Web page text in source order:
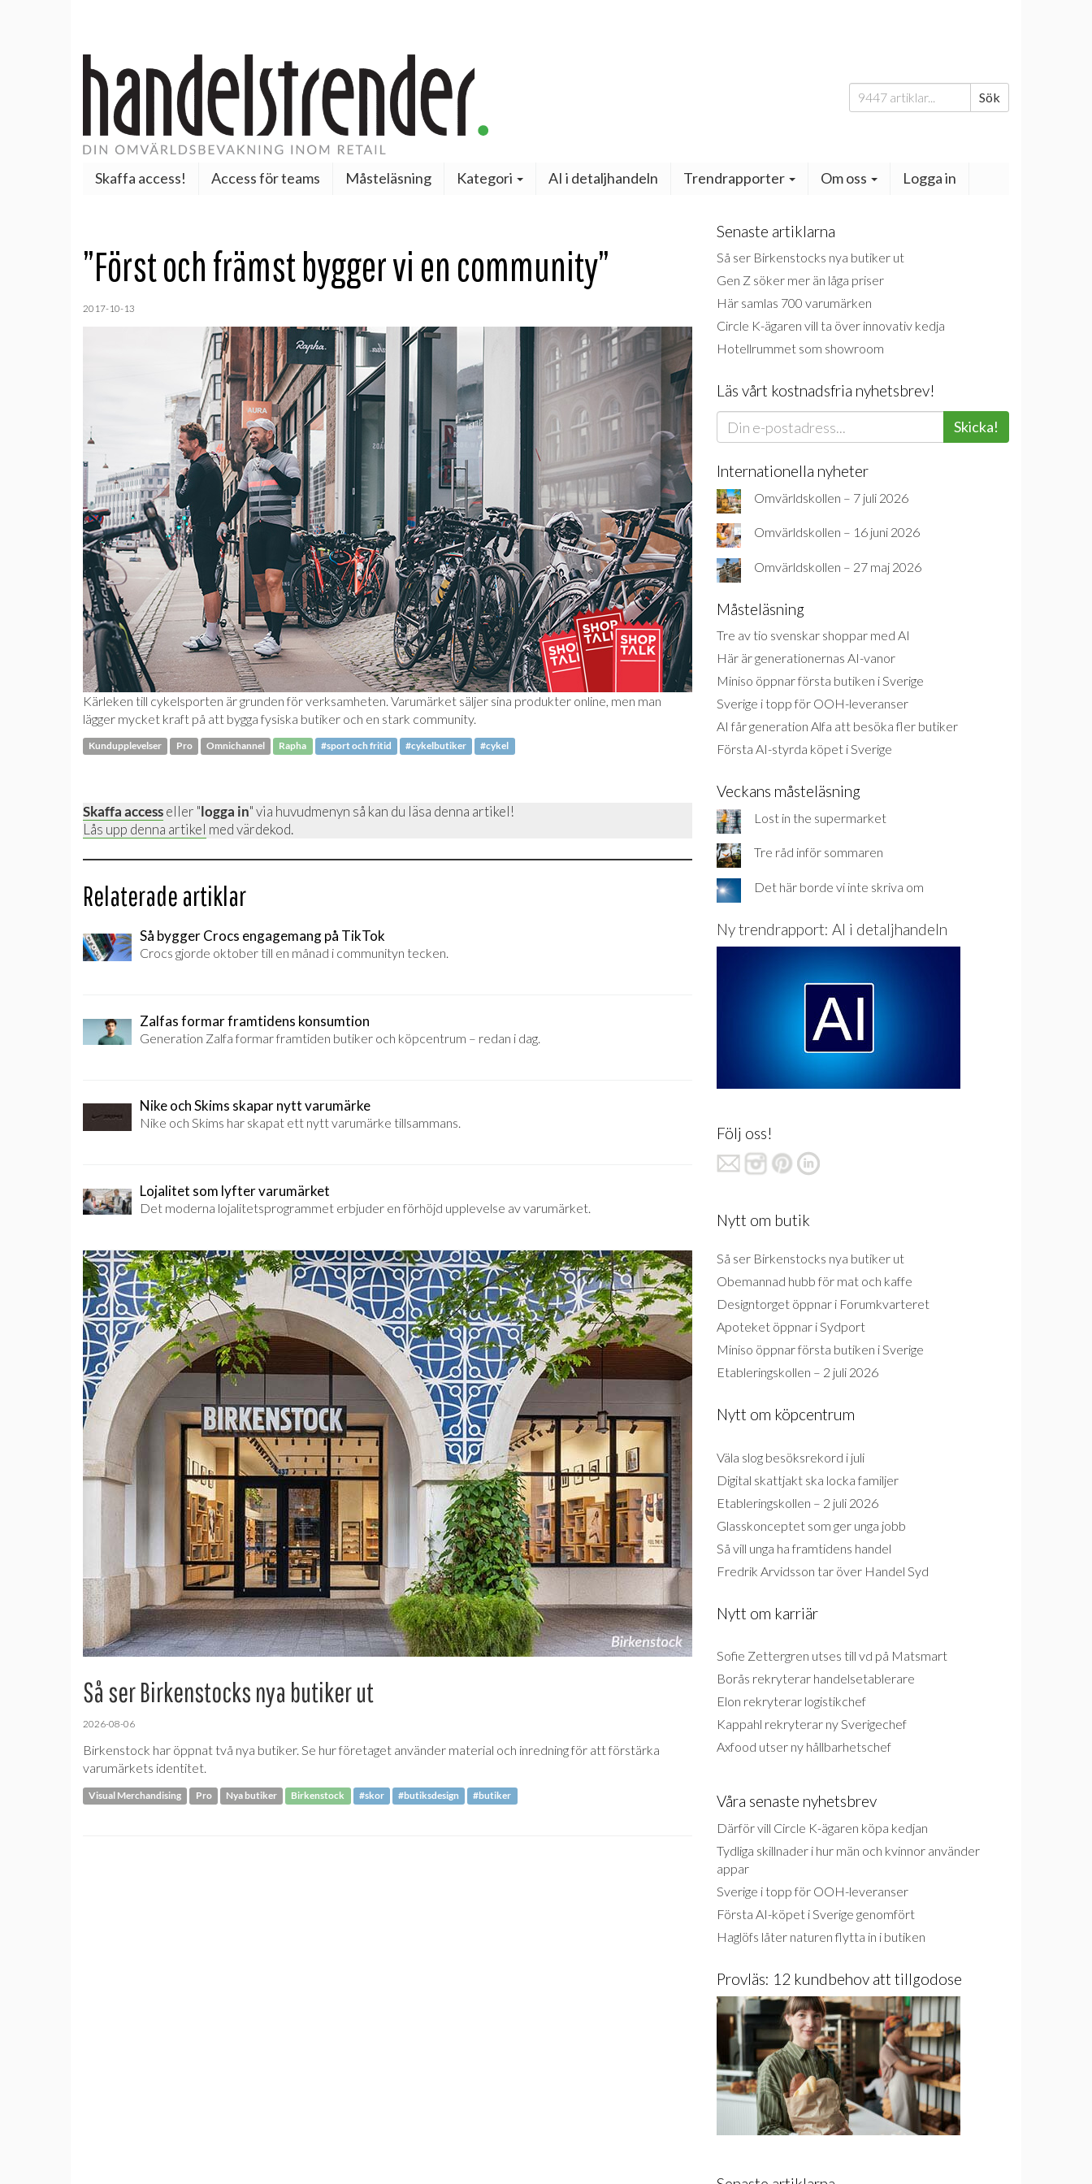
Sök
efter:
Sök
Skaffa access! Access för teams Måsteläsning Kategori AI i detaljhandeln Trendrapporter Om oss Logga in
”Först och främst bygger vi en community”
2017-10-13
Kärleken till cykelsporten är grunden för verksamheten. Varumärket säljer sina produkter online, men man
lägger mycket kraft på att bygga fysiska butiker och en stark community.
Kundupplevelser Pro Omnichannel Rapha #sport och fritid #cykelbutiker #cykel
Skaffa accesseller "logga in" via huvudmenyn så kan du läsa denna artikel!
Lås upp denna artikel med värdekod.
Relaterade artiklar
Så bygger Crocs engagemang på TikTok
Crocs gjorde oktober till en månad i communityn tecken.
Zalfas formar framtidens konsumtion
Generation Zalfa formar framtiden butiker och köpcentrum – redan i dag.
Nike och Skims skapar nytt varumärke
Nike och Skims har skapat ett nytt varumärke tillsammans.
Lojalitet som lyfter varumärket
Det moderna lojalitetsprogrammet erbjuder en förhöjd upplevelse av varumärket.
Så ser Birkenstocks nya butiker ut
2026-08-06
Birkenstock har öppnat två nya butiker. Se hur företaget använder material och inredning för att förstärka
varumärkets identitet.
Visual Merchandising Pro Nya butiker Birkenstock #skor #butiksdesign #butiker
Senaste artiklarna
Så ser Birkenstocks nya butiker ut
Gen Z söker mer än låga priser
Här samlas 700 varumärken
Circle K-ägaren vill ta över innovativ kedja
Hotellrummet som showroom
Läs vårt kostnadsfria nyhetsbrev!
Skicka!
Internationella nyheter
Omvärldskollen – 7 juli 2026
Omvärldskollen – 16 juni 2026
Omvärldskollen – 27 maj 2026
Måsteläsning
Tre av tio svenskar shoppar med AI
Här är generationernas AI-vanor
Miniso öppnar första butiken i Sverige
Sverige i topp för OOH-leveranser
AI får generation Alfa att besöka fler butiker
Första AI-styrda köpet i Sverige
Veckans måsteläsning
Lost in the supermarket
Tre råd inför sommaren
Det här borde vi inte skriva om
Ny trendrapport: AI i detaljhandeln
Följ oss!
Nytt om butik
Så ser Birkenstocks nya butiker ut
Obemannad hubb för mat och kaffe
Designtorget öppnar i Forumkvarteret
Apoteket öppnar i Sydport
Miniso öppnar första butiken i Sverige
Etableringskollen – 2 juli 2026
Nytt om köpcentrum
Väla slog besöksrekord i juli
Digital skattjakt ska locka familjer
Etableringskollen – 2 juli 2026
Glasskonceptet som ger unga jobb
Så vill unga ha framtidens handel
Fredrik Arvidsson tar över Handel Syd
Nytt om karriär
Sofie Zettergren utses till vd på Matsmart
Borås rekryterar handelsetablerare
Elon rekryterar logistikchef
Kappahl rekryterar ny Sverigechef
Axfood utser ny hållbarhetschef
Våra senaste nyhetsbrev
Därför vill Circle K-ägaren köpa kedjan
Tydliga skillnader i hur män och kvinnor använder
appar
Sverige i topp för OOH-leveranser
Första AI-köpet i Sverige genomfört
Haglöfs låter naturen flytta in i butiken
Provläs: 12 kundbehov att tillgodose